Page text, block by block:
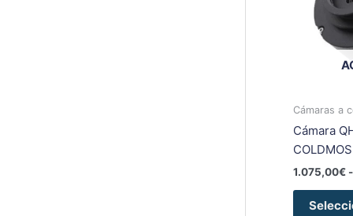
Cámaras a
Cámara
COLDMOS
1.075,00€ -